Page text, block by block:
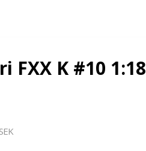
FXX K #10 1:18